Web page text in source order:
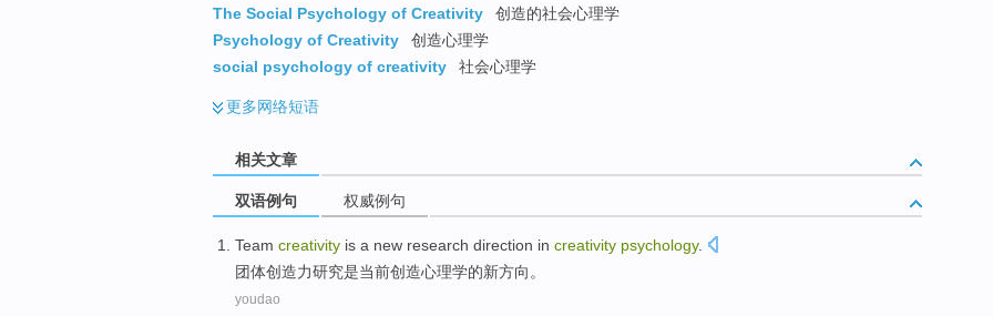
The Social Psychology of Creativity
创造的社会心理学
Psychology of Creativity
创造心理学
social psychology of creativity
社会心理学
更多网络短语
相关文章
双语例句 权威例句
Team creativity is a new research direction in creativity psychology.
团体创造力研究是当前创造心理学的新方向 。
youdao